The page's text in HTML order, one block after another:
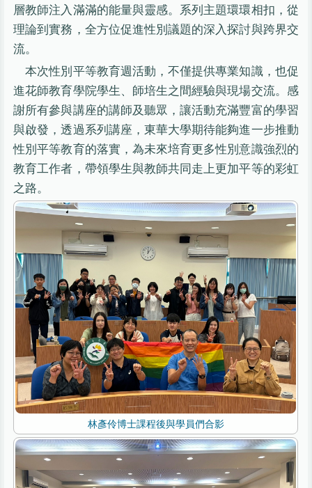
層教師注入滿滿的能量與靈感。系列主題環環相扣，從
理論到實務，全方位促進性別議題的深入探討與跨界交
流。
本次性別平等教育週活動，不僅提供專業知識，也促
進花師教育學院學生、師培生之間經驗與現場交流。感
謝所有參與講座的講師及聽眾，讓活動充滿豐富的學習
與啟發，透過系列講座，東華大學期待能夠進一步推動
性別平等教育的落實，為未來培育更多性別意識強烈的
教育工作者，帶領學生與教師共同走上更加平等的彩虹
之路。
林彥伶博士課程後與學員們合影